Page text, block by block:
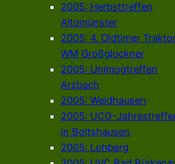
2005: Herbsttreffen
Altomünster
2005: 4. Oldtimer
WM Großglockner
2005: Unimogtreffen
Arzbach
2005: Weidhausen
2005: UCG-
in Boltshausen
2005: Lohberg